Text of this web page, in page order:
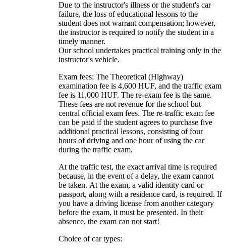
Due to the instructor's illness or the student's car
failure, the loss of educational lessons to the
student does not warrant compensation; however,
the instructor is required to notify the student in a
timely manner.
Our school undertakes practical training only in the
instructor's vehicle.
Exam fees: The Theoretical (Highway)
examination fee is 4,600 HUF, and the traffic exam
fee is 11,000 HUF. The re-exam fee is the same.
These fees are not revenue for the school but
central official exam fees. The re-traffic exam fee
can be paid if the student agrees to purchase five
additional practical lessons, consisting of four
hours of driving and one hour of using the car
during the traffic exam.
At the traffic test, the exact arrival time is required
because, in the event of a delay, the exam cannot
be taken. At the exam, a valid identity card or
passport, along with a residence card, is required. If
you have a driving license from another category
before the exam, it must be presented. In their
absence, the exam can not start!
Choice of car types: